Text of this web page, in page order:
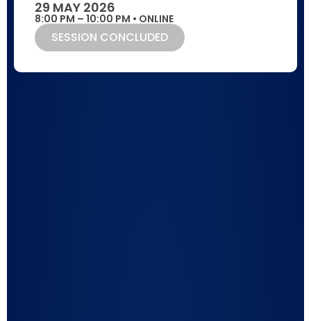
29 MAY 2026
8:00 PM – 10:00 PM • ONLINE
SESSION CONCLUDED